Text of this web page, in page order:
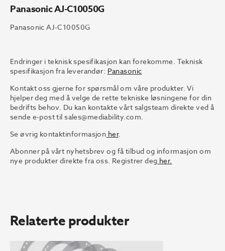
Panasonic AJ-C10050G
Panasonic AJ-C10050G
Endringer i teknisk spesifikasjon kan forekomme. Teknisk
spesifikasjon fra leverandør: Panasonic
Kontakt oss gjerne for spørsmål om våre produkter. Vi
hjelper deg med å velge de rette tekniske løsningene for din
bedrifts behov. Du kan kontakte vårt salgsteam direkte ved å
sende e-post tilsales@mediability.com.
Se øvrig kontaktinformasjon her.
Abonner på vårt nyhetsbrev og få tilbud og informasjon om
nye produkter direkte fra oss. Registrer deg her.
Relaterte produkter